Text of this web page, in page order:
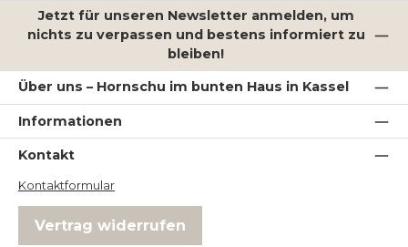
Jetzt für unseren Newsletter anmelden, um
nichts zu verpassen und bestens informiert zu
bleiben!
Über uns – Hornschu im bunten Haus in Kassel
Informationen
Kontakt
Kontaktformular
Vertrag widerrufen